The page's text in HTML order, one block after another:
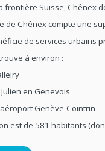
frontière Suisse, Chênex
de Chênex compte une
de services urbains
à environ :
en Genevois
Genève-Cointrin
est de 581 habitants